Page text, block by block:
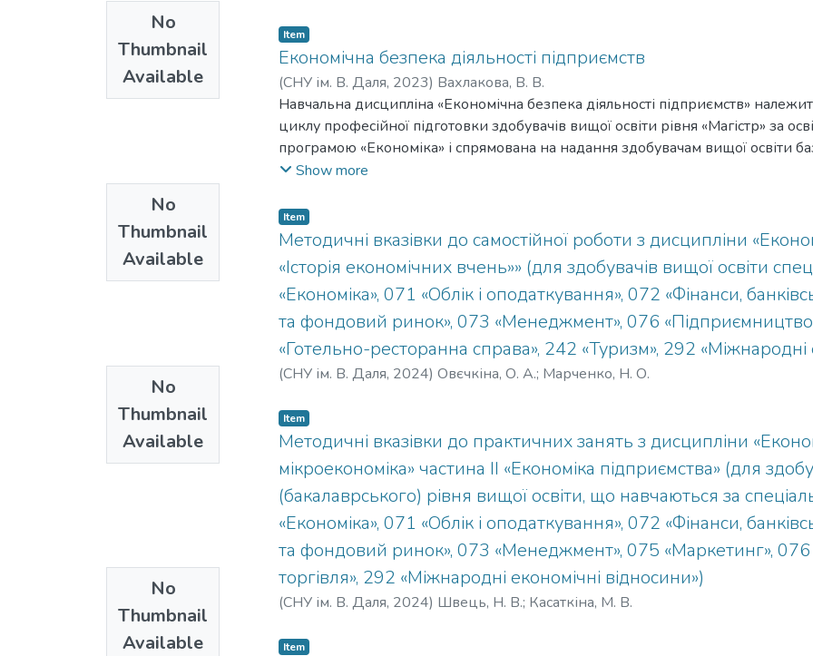
No
Thumbnail
Available
сценаріях.
Посібник сприяє формуванню у студентів компетентностей, необхідних для
управління та ефективного прийняття господарських рішень.
Посібник «Обґрунтування господарських рішень і оцінювання ризиків»
першого (бакалаврського) рівня за освітньо-професійними програмами 051
«Підприємництво, торгівля та біржова діяльність».
No
Thumbnail
Available
Item
Економічна безпека діяльності підприємств
(СНУ ім. В. Даля, 2023) Вахлакова, В. В.
Навчальна дисципліна «Економічна безпека діяльності підприємств»
циклу професійної підготовки здобувачів вищої освіти рівня «Магістр» за
програмою «Економіка» і спрямована на надання здобувачам вищої освіти
економічного аналізу процесів та явищ, що становлять небезпеку для
системи захисту економічної безпеки підприємства, про економічний
небезпеки підприємства; визначення наукового внеску окремих шкіл і
їхнього впливу на економічну безпеку держави; вироблення сучасного
світогляду здобувачів вищої освіти щодо систем захисту підприємства.
безпека діяльності підприємств» призначений для здобувачів вищої освіти
та інших освітніх програм, викладачів закладів вищої освіти.
Show more
No
Thumbnail
Available
Item
Методичні вказівки до самостійної роботи з дисципліни
«Історія економічних вчень»» (для здобувачів вищої освіти
«Економіка», 071 «Облік і оподаткування», 072 «Фінанси,
та фондовий ринок», 073 «Менеджмент», 076 «Підприємництво
«Готельно-ресторанна справа», 242 «Туризм», 292 «Міжнародні
(СНУ ім. В. Даля, 2024) Овєчкіна, О. А.; Марченко, Н. О.
No
Thumbnail
Available
Item
Методичні вказівки до практичних занять з дисципліни
мікроекономіка» частина ІІ «Економіка підприємства» (для
(бакалаврського) рівня вищої освіти, що навчаються за
«Економіка», 071 «Облік і оподаткування», 072 «Фінанси,
та фондовий ринок», 073 «Менеджмент», 075 «Маркетинг»,
торгівля», 292 «Міжнародні економічні відносини»)
(СНУ ім. В. Даля, 2024) Швець, Н. В.; Касаткіна, М. В.
Item